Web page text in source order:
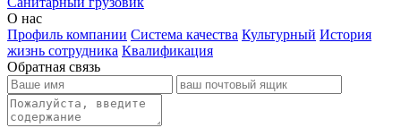
О нас
Профиль компании Система качества Культурный История
жизнь сотрудника Квалификация
Обратная связь